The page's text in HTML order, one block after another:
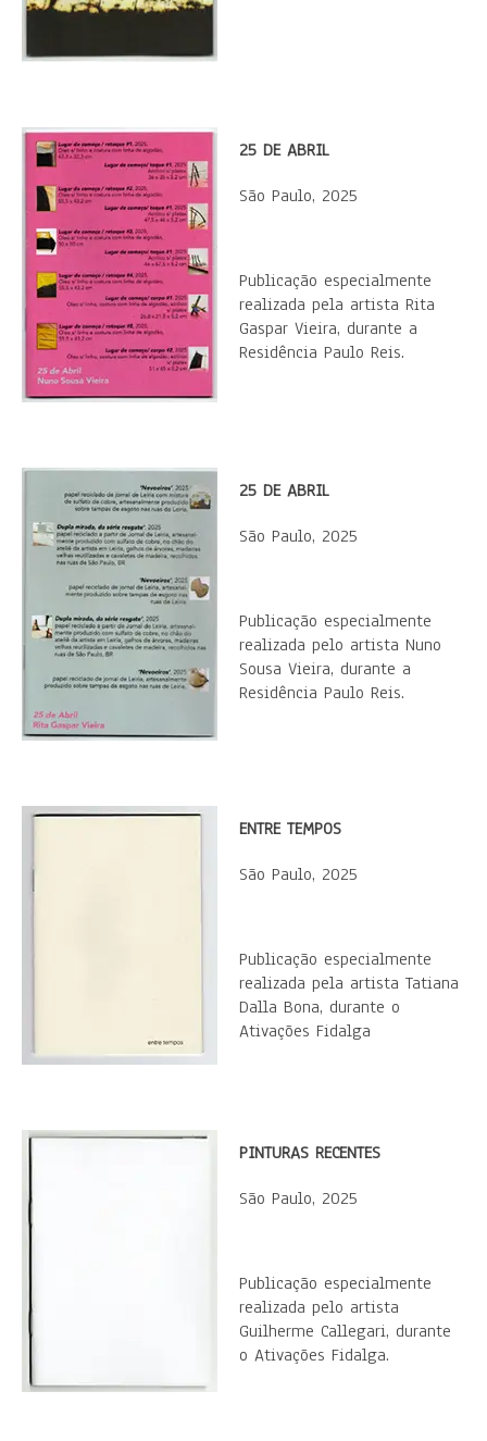
25 DE ABRIL
São Paulo, 2025
Publicação especialmente
realizada pela artista Rita
Gaspar Vieira, durante a
Residência Paulo Reis.
25 DE ABRIL
São Paulo, 2025
Publicação especialmente
realizada pelo artista Nuno
Sousa Vieira, durante a
Residência Paulo Reis.
ENTRE TEMPOS
São Paulo, 2025
Publicação especialmente
realizada pela artista Tatiana
Dalla Bona, durante o
Ativações Fidalga
PINTURAS RECENTES
São Paulo, 2025
Publicação especialmente
realizada pelo artista
Guilherme Callegari, durante
o Ativações Fidalga.